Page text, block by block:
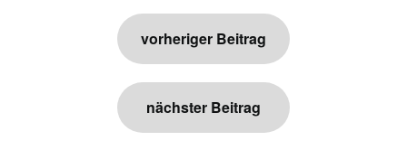
Beitragsnavigation
vorheriger Beitrag
nächster Beitrag